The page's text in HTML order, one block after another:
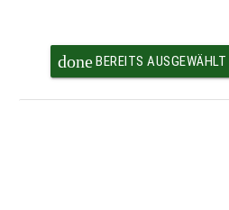
doneBEREITS AUSGEWÄHLT